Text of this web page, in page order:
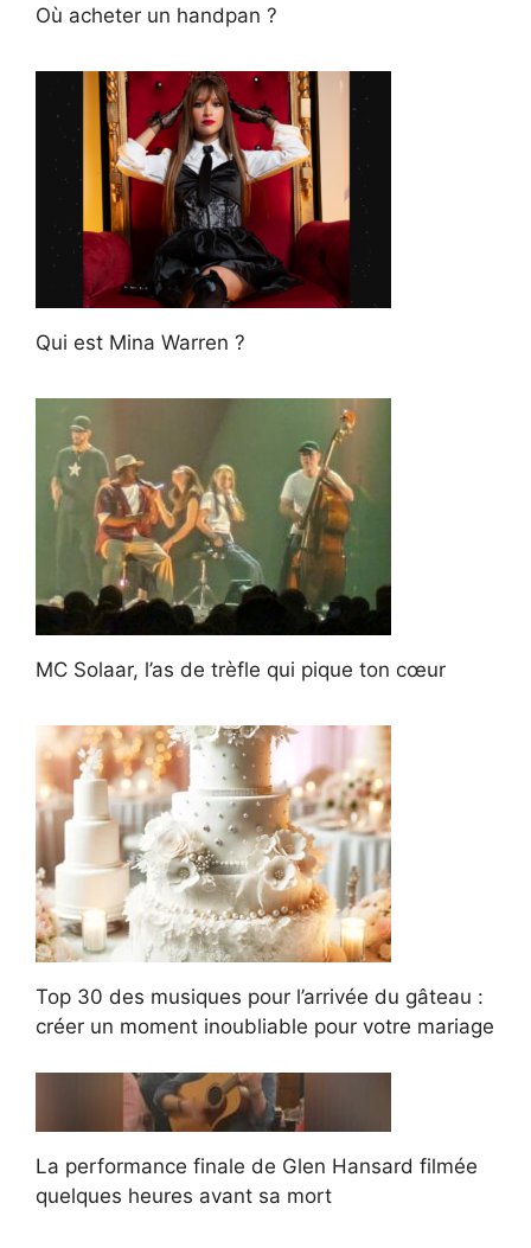
Où acheter un handpan ?
Qui est Mina Warren ?
MC Solaar, l’as de trèfle qui pique ton cœur
Top 30 des musiques pour l’arrivée du gâteau :
créer un moment inoubliable pour votre mariage
La performance finale de Glen Hansard filmée
quelques heures avant sa mort